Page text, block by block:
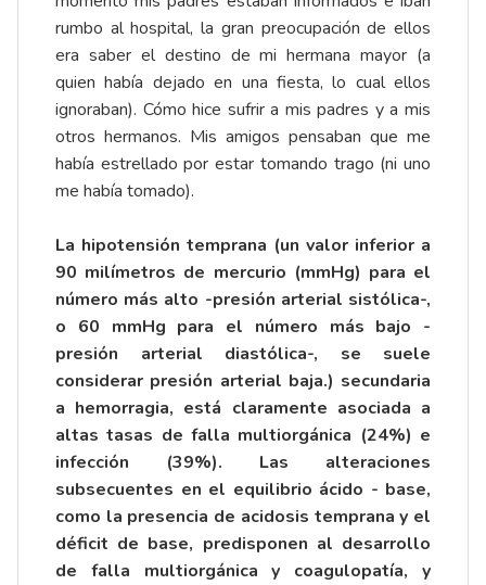
rumbo al hospital, la gran preocupación de ellos
era saber el destino de mi hermana mayor (a
quien había dejado en una fiesta, lo cual ellos
ignoraban). Cómo hice sufrir a mis padres y a mis
otros hermanos. Mis amigos pensaban que me
había estrellado por estar tomando trago (ni uno
me había tomado).
La hipotensión temprana (un valor inferior a
90 milímetros de mercurio (mmHg) para el
número más alto -presión arterial sistólica-,
o 60 mmHg para el número más bajo -
presión arterial diastólica-, se suele
considerar presión arterial baja.) secundaria
a hemorragia, está claramente asociada a
altas tasas de falla multiorgánica (24%) e
infección (39%). Las alteraciones
subsecuentes en el equilibrio ácido - base,
como la presencia de acidosis temprana y el
déficit de base, predisponen al desarrollo
de falla multiorgánica y coagulopatía, y